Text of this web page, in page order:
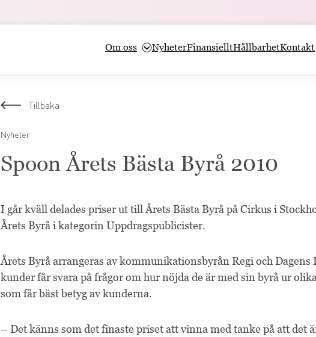
Om oss NyheterFinansielltHållbarhetKontakt
Tillbaka
Nyheter
Spoon Årets Bästa Byrå 2010
I går kväll delades priser ut till Årets Bästa Byrå på Cirkus i
Årets Byrå i kategorin Uppdragspublicister.
Årets Byrå arrangeras av kommunikationsbyrån Regi och
kunder får svara på frågor om hur nöjda de är med sin byrå ur
som får bäst betyg av kunderna.
– Det känns som det finaste priset att vinna med tanke på att det